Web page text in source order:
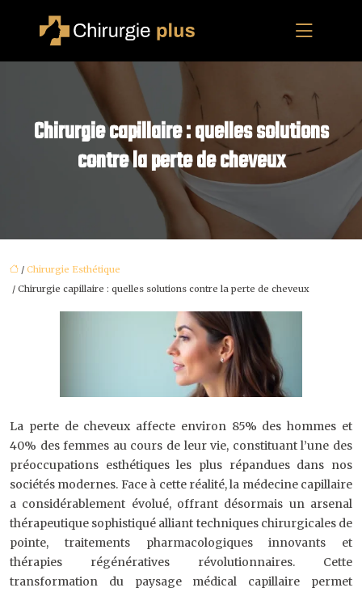
Chirurgie capillaire : quelles solutions
contre la perte de cheveux
/ Chirurgie Esthétique
/ Chirurgie capillaire : quelles solutions contre la perte de cheveux
La perte de cheveux affecte environ 85% des hommes et
40% des femmes au cours de leur vie, constituant l’une des
préoccupations esthétiques les plus répandues dans nos
sociétés modernes. Face à cette réalité, la médecine capillaire
a considérablement évolué, offrant désormais un arsenal
thérapeutique sophistiqué alliant techniques chirurgicales de
pointe, traitements pharmacologiques innovants et
thérapies régénératives révolutionnaires. Cette
transformation du paysage médical capillaire permet